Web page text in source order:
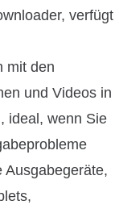
verfügt
mit den
und Videos in
ideal, wenn Sie
Ausgabegeräte,